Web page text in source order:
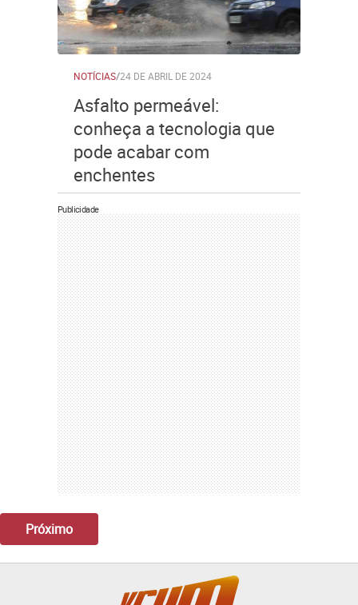
NOTÍCIAS/24 DE ABRIL DE 2024
Asfalto permeável:
conheça a tecnologia que
pode acabar com
enchentes
Publicidade
Próximo